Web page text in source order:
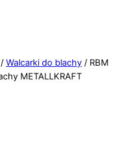
/ Walcarki do blachy / RBM
METALLKRAFT